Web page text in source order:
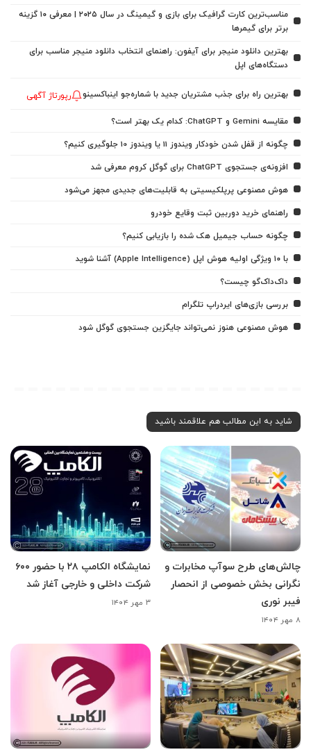
مناسب‌ترین کارت گرافیک برای بازی و گیمینگ در سال ۲۰۲۵ | معرفی ۱۰ گزینه
برتر برای گیمرها
بهترین دانلود منیجر برای آیفون: راهنمای انتخاب دانلود منیجر مناسب برای
دستگاه‌های اپل
بهترین راه برای جذب مشتریان جدید با شماره‌جو اینباکسینو رپورتاژ آگهی
مقایسه Gemini و ChatGPT: کدام یک بهتر است؟
چگونه از قفل شدن خودکار ویندوز 11 یا ویندوز 10 جلوگیری کنیم؟
افزونه‌ی جستجوی ChatGPT برای گوگل کروم معرفی شد
هوش مصنوعی پرپلکیسیتی به قابلیت‌های جدیدی مجهز می‌شود
راهنمای خرید دوربین ثبت وقایع خودرو
چگونه حساب جیمیل هک شده را بازیابی کنیم؟
با ۱۰ ویژگی اولیه هوش اپل (Apple Intelligence) آشنا شوید
داک‌داک‌گو چیست؟
بررسی بازی‌های ایردراپ تلگرام
هوش مصنوعی هنوز نمی‌تواند جایگزین جستجوی گوگل شود
شاید به این مطالب هم علاقمند باشید
چالش‌های طرح سوآپ مخابرات و
نگرانی بخش خصوصی از انحصار
فیبر نوری
۸ مهر ۱۴۰۴
نمایشگاه الکامپ ۲۸ با حضور ۶۰۰
شرکت داخلی و خارجی آغاز شد
۳ مهر ۱۴۰۴